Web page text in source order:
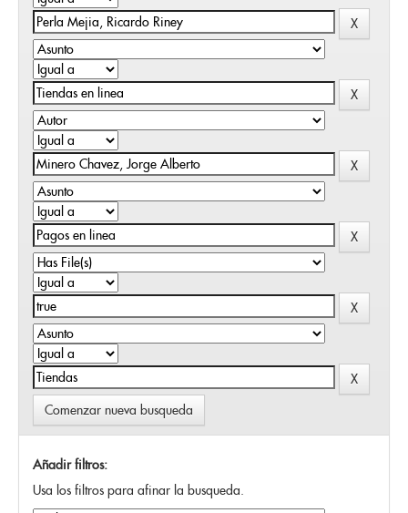
Comenzar nueva busqueda
Añadir filtros:
Usa los filtros para afinar la busqueda.